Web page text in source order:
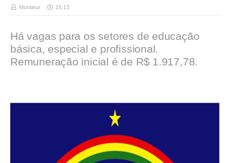
Montieur 16:13
Há vagas para os setores de educação
básica, especial e profissional.
Remuneração inicial é de R$ 1.917,78.